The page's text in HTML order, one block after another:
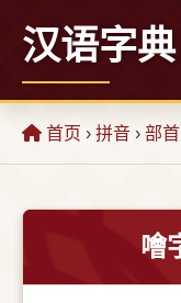
汉语字典
首页 › 拼音 › 部首
噲